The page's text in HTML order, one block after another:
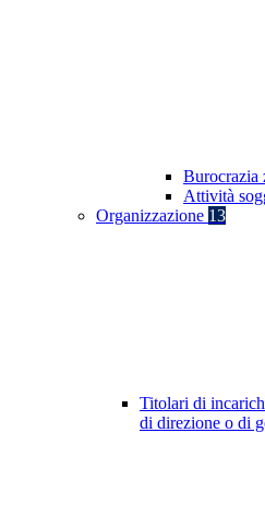
Burocrazia
Attività
Organizzazione 13
Titolari di
di direzione o di